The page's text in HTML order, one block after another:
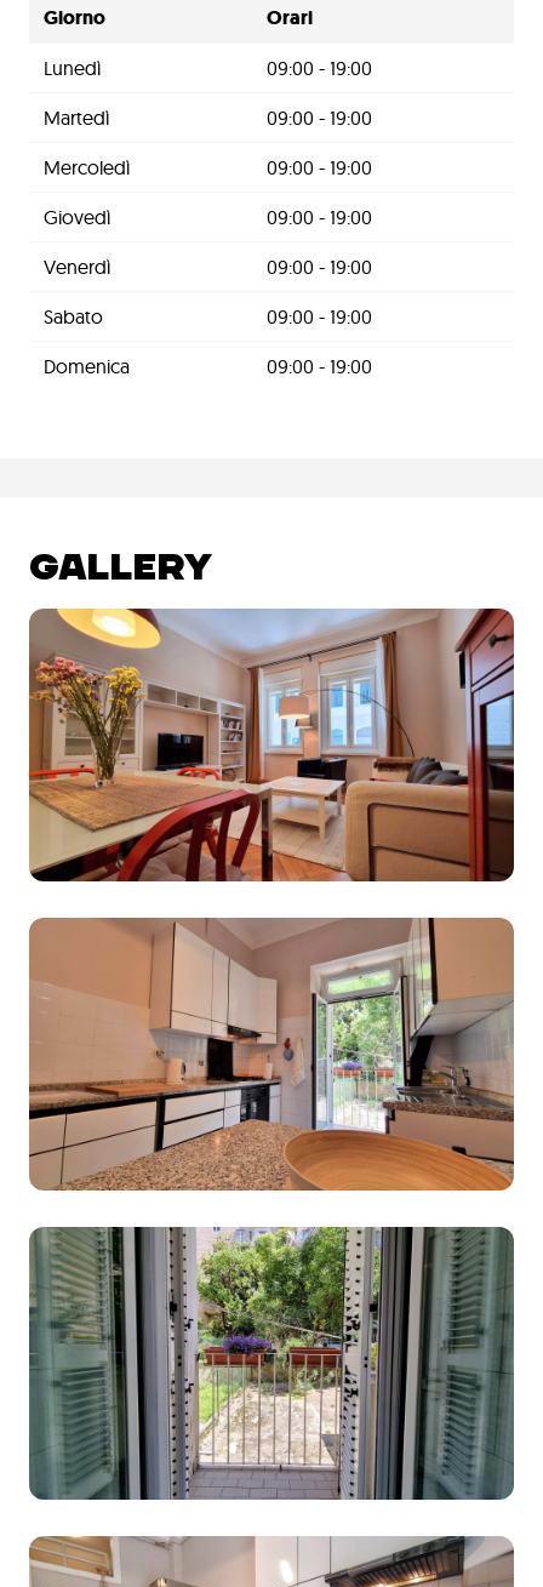
Giorno Orari
Lunedì 09:00 - 19:00
Martedì 09:00 - 19:00
Mercoledì 09:00 - 19:00
Giovedì 09:00 - 19:00
Venerdì 09:00 - 19:00
Sabato 09:00 - 19:00
Domenica 09:00 - 19:00
GALLERY